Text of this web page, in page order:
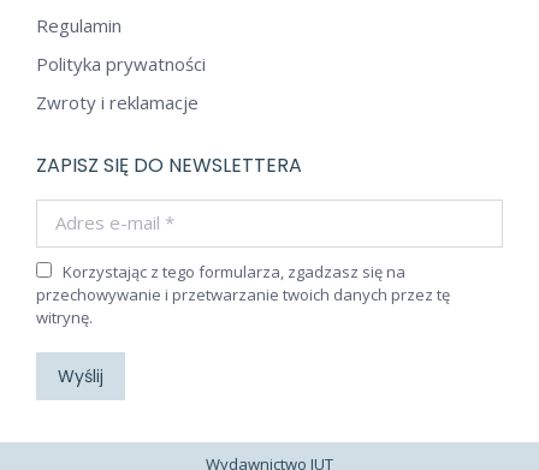
Regulamin
Polityka prywatności
Zwroty i reklamacje
ZAPISZ SIĘ DO NEWSLETTERA
Korzystając z tego formularza, zgadzasz się na
przechowywanie i przetwarzanie twoich danych przez tę
witrynę.
Wyślij
Wydawnictwo JUT